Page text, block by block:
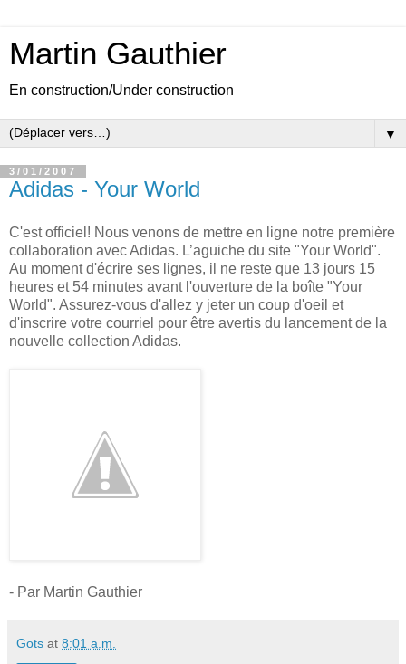
Martin Gauthier
En construction/Under construction
▼
3/01/2007
Adidas - Your World
C'est officiel! Nous venons de mettre en ligne notre première
collaboration avec Adidas. L’aguiche du site "Your World".
Au moment d'écrire ses lignes, il ne reste que 13 jours 15
heures et 54 minutes avant l'ouverture de la boîte "Your
World". Assurez-vous d'allez y jeter un coup d'oeil et
d'inscrire votre courriel pour être avertis du lancement de la
nouvelle collection Adidas.
- Par Martin Gauthier
Gots at 8:01 a.m.